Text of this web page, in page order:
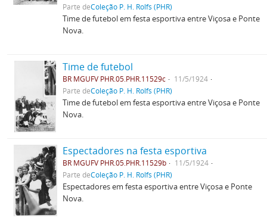
Parte deColeção P. H. Rolfs (PHR)
Time de futebol em festa esportiva entre Viçosa e Ponte
Nova.
Time de futebol
BR MGUFV PHR.05.PHR.11529c
11/5/1924
Parte deColeção P. H. Rolfs (PHR)
Time de futebol em festa esportiva entre Viçosa e Ponte
Nova.
Espectadores na festa esportiva
BR MGUFV PHR.05.PHR.11529b
11/5/1924
Parte deColeção P. H. Rolfs (PHR)
Espectadores em festa esportiva entre Viçosa e Ponte
Nova.